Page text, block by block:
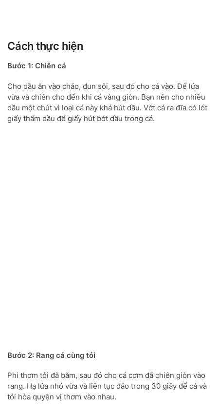
Cách thực hiện
Bước 1: Chiên cá
Cho dầu ăn vào chảo, đun sôi, sau đó cho cá vào. Để lửa
vừa và chiên cho đến khi cá vàng giòn. Bạn nên cho nhiều
dầu một chút vì loại cá này khá hút dầu. Vớt cá ra đĩa có lót
giấy thấm dầu để giấy hút bớt dầu trong cá.
Bước 2: Rang cá cùng tỏi
Phi thơm tỏi đã băm, sau đó cho cá cơm đã chiên giòn vào
rang. Hạ lửa nhỏ vừa và liên tục đảo trong 30 giây để cá và
tỏi hòa quyện vị thơm vào nhau.